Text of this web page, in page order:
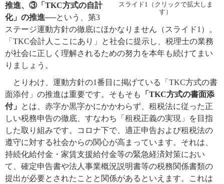
スライド1（クリックで拡大しま
す）
推進、③「TKC方式の自計
化」の推進──という、第3
ステージ運動方針の徹底にほかなりません（スライド1）。
「TKC会計人ここにあり」と社会に提示し、税理士の業務
が社会に正しく理解されるための努力を本年も続けてまい
りましょう。
とりわけ、運動方針の1番目に掲げている「TKC方式の書
面添付」の推進は重要です。そもそも
「TKC方式の書面添
付」
とは、赤字か黒字かにかかわらず、租税法に従った正
しい税務申告の徹底、すなわち「租税正義の実現」を目指
した取り組みです。コロナ下で、適正申告および租税法の
遵守に対する社会からの関心が高まっています。それは、
持続化給付金・家賃支援給付金等の緊急経済対策におい
て、確定申告書や法人事業概況説明書等の税務関係書類の
提出が必要とされたことと関係があるといえます。これは